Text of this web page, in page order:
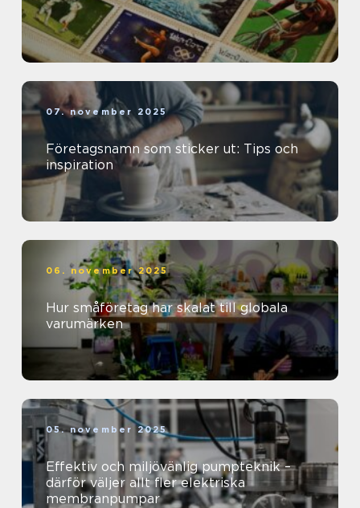
07. november 2025
Företagsnamn som sticker ut: Tips och
inspiration
06. november 2025
Hur småföretag har skalat till globala
varumärken
05. november 2025
Effektiv och miljövänlig pumpteknik –
därför väljer allt fler elektriska
membranpumpar